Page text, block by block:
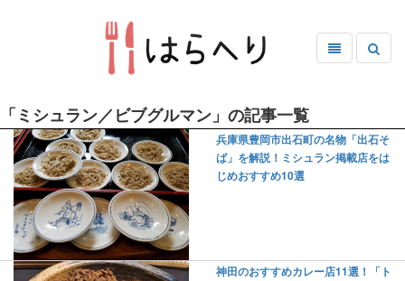
「ミシュラン／ビブグルマン」の記事一覧
兵庫県豊岡市出石町の名物「出石そ
ば」を解説！ミシュラン掲載店をは
じめおすすめ10選
神田のおすすめカレー店11選！「ト